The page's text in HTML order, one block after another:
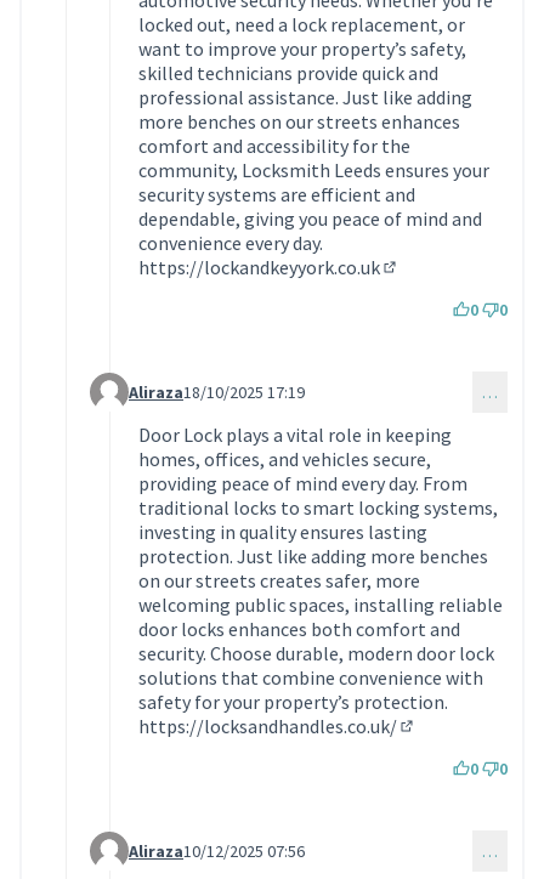
locked out, need a lock replacement, or
want to improve your property’s safety,
skilled technicians provide quick and
professional assistance. Just like adding
more benches on our streets enhances
comfort and accessibility for the
community, Locksmith Leeds ensures your
security systems are efficient and
dependable, giving you peace of mind and
convenience every day.
https://lockandkeyyork.co.uk
0 0
Commentaire 1932 (réponse au commentaire 1921)
Aliraza18/10/2025 17:19 …
Door Lock plays a vital role in keeping
homes, offices, and vehicles secure,
providing peace of mind every day. From
traditional locks to smart locking systems,
investing in quality ensures lasting
protection. Just like adding more benches
on our streets creates safer, more
welcoming public spaces, installing reliable
door locks enhances both comfort and
security. Choose durable, modern door lock
solutions that combine convenience with
safety for your property’s protection.
https://locksandhandles.co.uk/
0 0
Commentaire 2009 (réponse au commentaire 1921)
Aliraza10/12/2025 07:56 …